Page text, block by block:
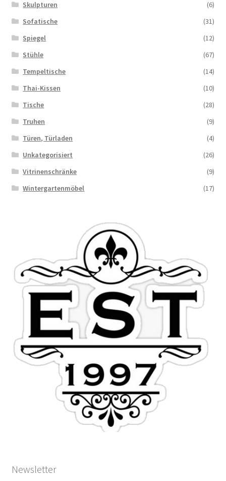
Skulpturen
(6)
Sofatische
(31)
Spiegel
(12)
Stühle
(67)
Tempeltische
(14)
Thai-Kissen
(10)
Tische
(28)
Truhen
(9)
Türen, Türladen
(4)
Unkategorisiert
(26)
Vitrinenschränke
(9)
Wintergartenmöbel
(17)
Newsletter